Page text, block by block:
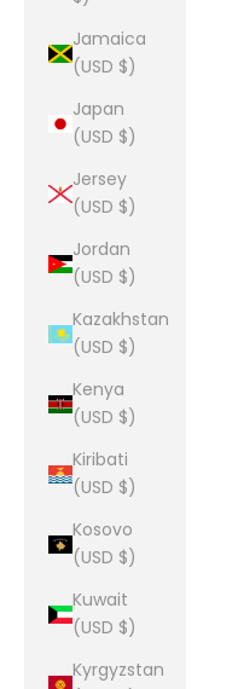
Jamaica
(USD $)
Japan
(USD $)
Jersey
(USD $)
Jordan
(USD $)
Kazakhstan
(USD $)
Kenya
(USD $)
Kiribati
(USD $)
Kosovo
(USD $)
Kuwait
(USD $)
Kyrgyzstan